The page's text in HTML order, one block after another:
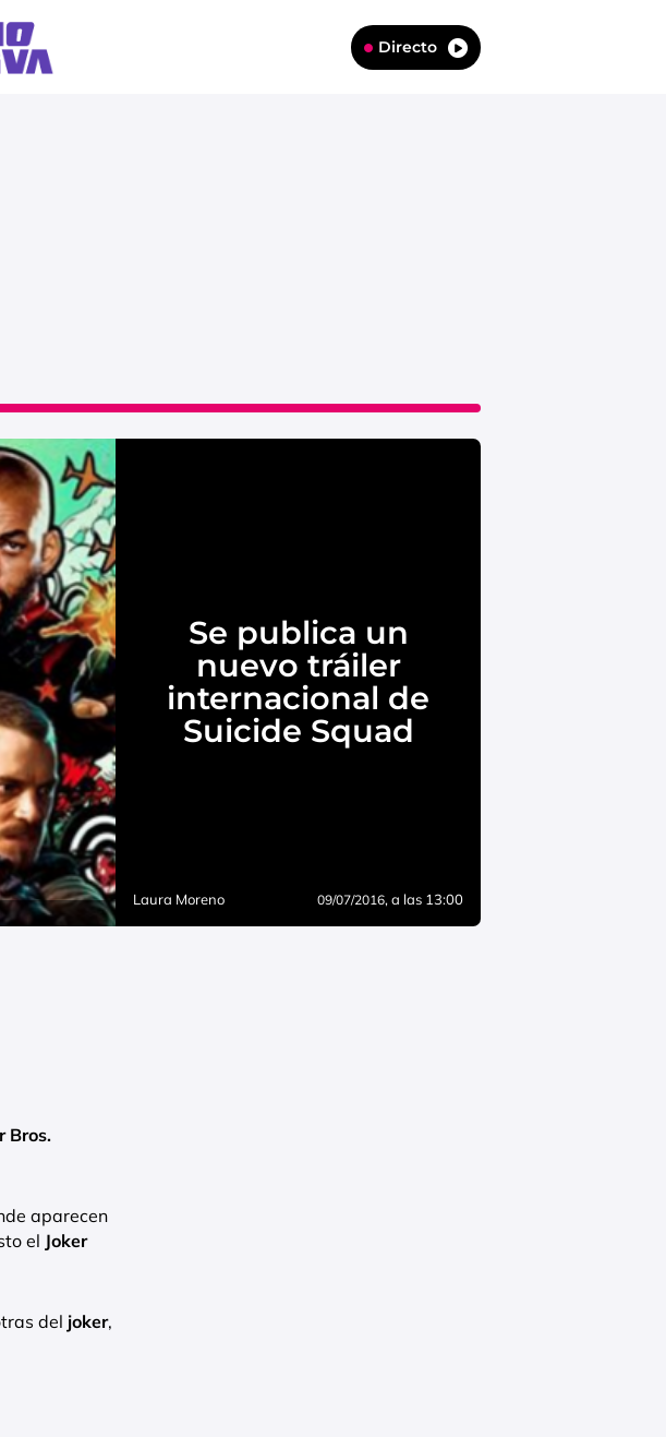
Directo
Se publica un
nuevo tráiler
internacional de
Suicide Squad
Laura Moreno 09/07/2016, a las 13:00
Bros.
aparecen
el Joker
del joker,